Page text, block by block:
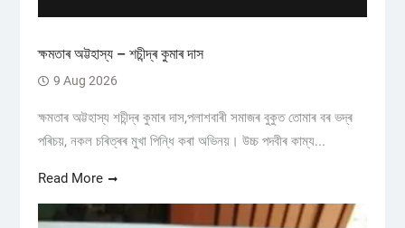
ক্ষমতাৰ অট্টহাস্য – শচীন্দ্ৰ কুমাৰ দাস
9 Aug 2026
ক্ষমতাৰ অট্টহাস্য শচীন্দ্ৰ কুমাৰ দাস,পলাশবাৰী সমাজৰ বুকুত তোমাৰ বৰ ভদ্ৰ
পৰিচয়, নকল চৰিত্ৰৰ মুখা পিন্ধি কৰা অভিনয়। উচ্চ পদবীৰ কাম্য...
Read More